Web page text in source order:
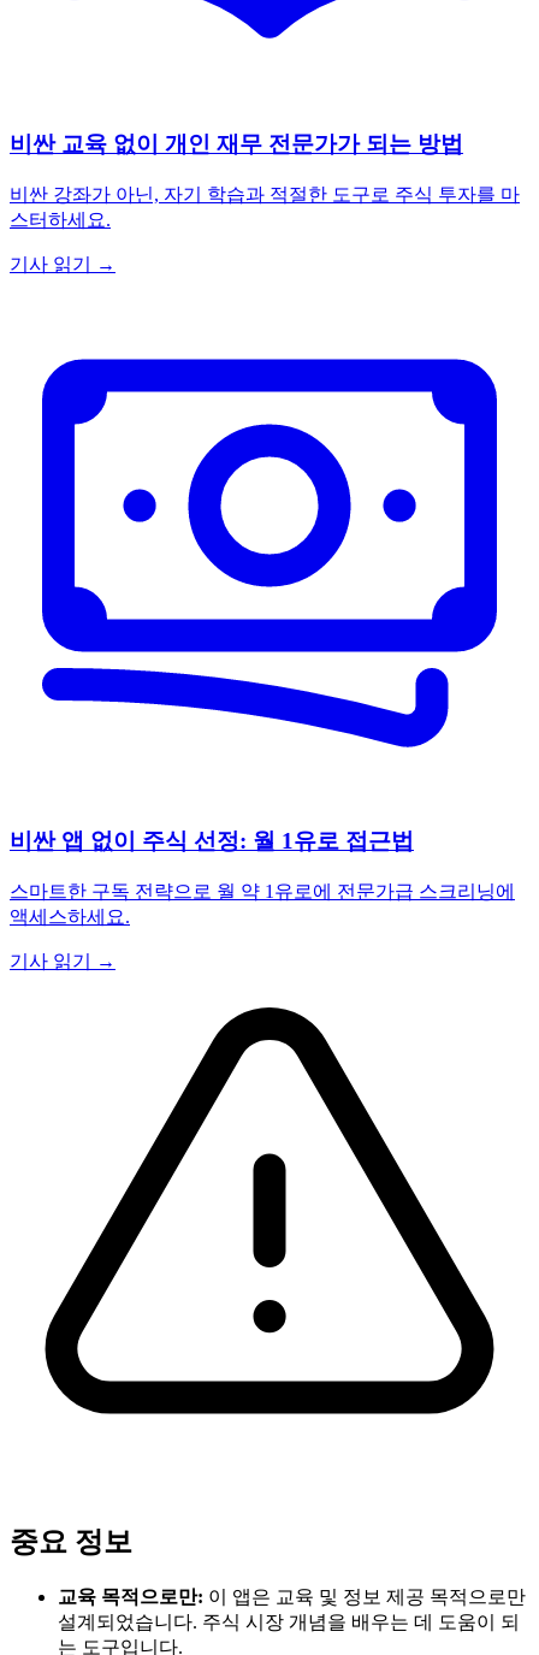
비싼 교육 없이 개인 재무 전문가가 되는 방법
비싼 강좌가 아닌, 자기 학습과 적절한 도구로 주식 투자를 마
스터하세요.
기사 읽기 →
비싼 앱 없이 주식 선정: 월 1유로 접근법
스마트한 구독 전략으로 월 약 1유로에 전문가급 스크리닝에
액세스하세요.
기사 읽기 →
중요 정보
교육 목적으로만: 이 앱은 교육 및 정보 제공 목적으로만
설계되었습니다. 주식 시장 개념을 배우는 데 도움이 되
는 도구입니다.